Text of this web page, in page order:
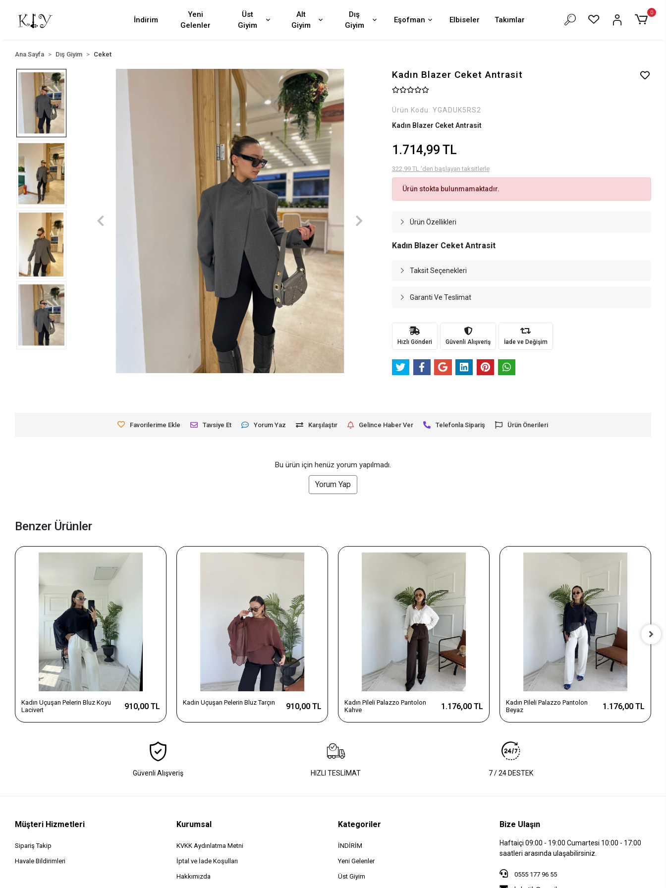
İndirim
Yeni
Gelenler
Üst
Giyim
Alt
Giyim
Dış
Giyim
Eşofman Elbiseler Takımlar
0
Ana Sayfa Dış Giyim Ceket
Kadın Blazer Ceket Antrasit
Ürün Kodu: YGADUK5RS2
Kadın Blazer Ceket Antrasit
1.714,99 TL
322,99 TL 'den başlayan taksitlerle
Ürün stokta bulunmamaktadır.
Ürün Özellikleri
Kadın Blazer Ceket Antrasit
Taksit Seçenekleri
Garanti Ve Teslimat
Hızlı Gönderi Güvenli Alışveriş İade ve Değişim
Favorilerime Ekle Tavsiye Et Yorum Yaz Karşılaştır Gelince Haber Ver Telefonla Sipariş Ürün Önerileri
Bu ürün için henüz yorum yapılmadı.
Yorum Yap
Benzer Ürünler
Kadın Uçuşan Pelerin Bluz Koyu
Lacivert
910,00 TL Kadın Uçuşan Pelerin Bluz Tarçın 910,00 TL
Kadın Pileli Palazzo Pantolon
Kahve
1.176,00 TL
Kadın Pileli Palazzo Pantolon
Beyaz
1.176,00 TL
Güvenli Alışveriş HIZLI TESLİMAT 7 / 24 DESTEK
Müşteri Hizmetleri
Sipariş Takip
Havale Bildirimleri
Kurumsal
KVKK Aydınlatma Metni
İptal ve İade Koşulları
Hakkımızda
Kategoriler
İNDİRİM
Yeni Gelenler
Üst Giyim
Bize Ulaşın
Haftaiçi 09:00 - 19:00 Cumartesi 10:00 - 17:00
saatleri arasında ulaşabilirsiniz.
0555 177 96 55